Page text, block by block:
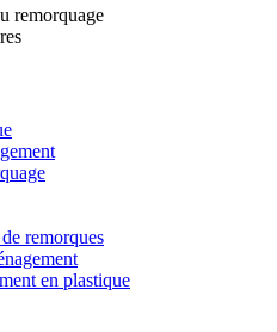
remorquage
remorques
en plastique